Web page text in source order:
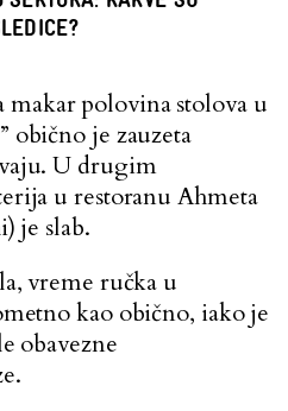
polovina stolova u
obično je zauzeta
U drugim
u restoranu Ahmeta
je slab.
vreme ručka u
kao obično, iako je
obavezne